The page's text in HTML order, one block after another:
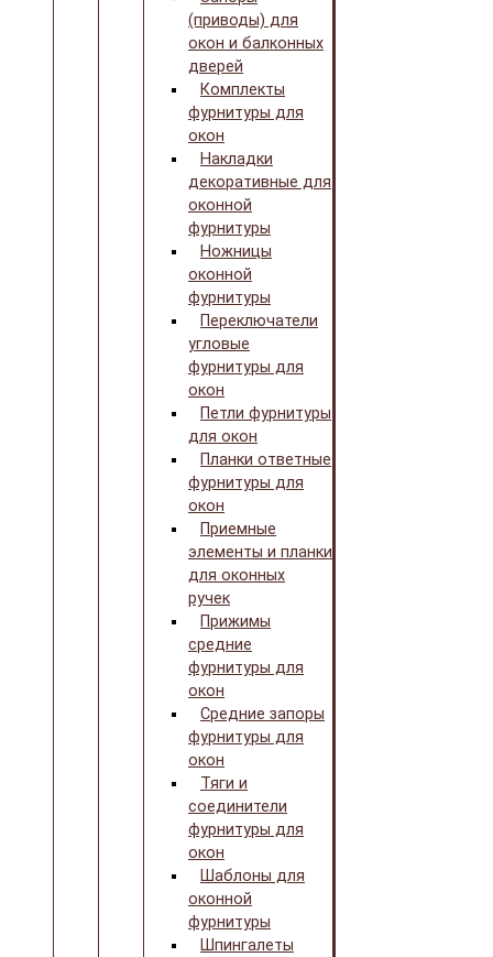
(приводы) для
окон и балконных
дверей
Комплекты
фурнитуры для
окон
Накладки
декоративные для
оконной
фурнитуры
Ножницы
оконной
фурнитуры
Переключатели
угловые
фурнитуры для
окон
Петли фурнитуры
для окон
Планки ответные
фурнитуры для
окон
Приемные
элементы и планки
для оконных
ручек
Прижимы
средние
фурнитуры для
окон
Средние запоры
фурнитуры для
окон
Тяги и
соединители
фурнитуры для
окон
Шаблоны для
оконной
фурнитуры
Шпингалеты